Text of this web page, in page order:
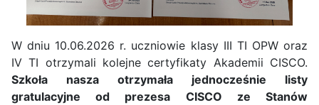
W dniu 10.06.2026 r. uczniowie klasy III TI OPW oraz
IV TI otrzymali kolejne certyfikaty Akademii CISCO.
Szkoła nasza otrzymała jednocześnie listy
gratulacyjne od prezesa CISCO ze Stanów